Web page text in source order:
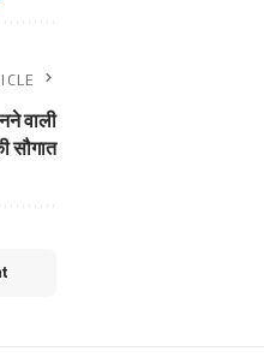
वाली
सौगात